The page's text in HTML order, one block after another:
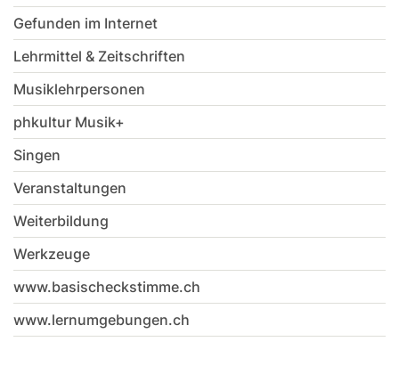
Gefunden im Internet
Lehrmittel & Zeitschriften
Musiklehrpersonen
phkultur Musik+
Singen
Veranstaltungen
Weiterbildung
Werkzeuge
www.basischeckstimme.ch
www.lernumgebungen.ch